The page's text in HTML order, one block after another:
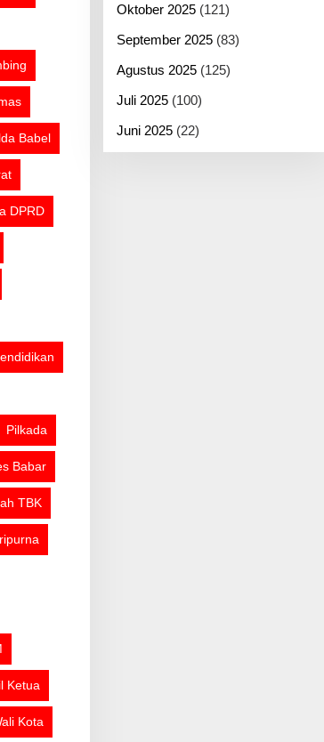
Babel
DPRD
Pilkada
Babar
TBK
Ketua
Kota
Oktober 2025(121)
September 2025(83)
Agustus 2025(125)
Juli 2025(100)
Juni 2025(22)